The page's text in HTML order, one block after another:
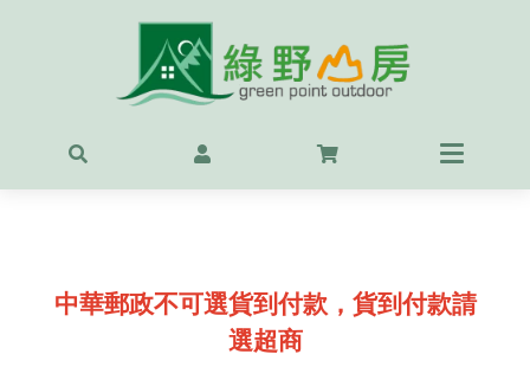
中華郵政不可選貨到付款，貨到付款請
選超商